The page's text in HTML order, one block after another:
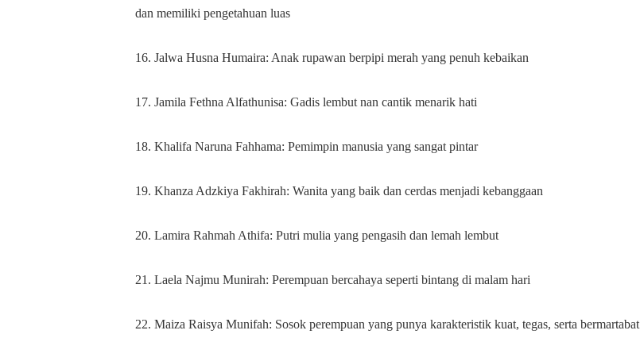
dan memiliki pengetahuan luas
16. Jalwa Husna Humaira: Anak rupawan berpipi merah yang penuh kebaikan
17. Jamila Fethna Alfathunisa: Gadis lembut nan cantik menarik hati
18. Khalifa Naruna Fahhama: Pemimpin manusia yang sangat pintar
19. Khanza Adzkiya Fakhirah: Wanita yang baik dan cerdas menjadi kebanggaan
20. Lamira Rahmah Athifa: Putri mulia yang pengasih dan lemah lembut
21. Laela Najmu Munirah: Perempuan bercahaya seperti bintang di malam hari
22. Maiza Raisya Munifah: Sosok perempuan yang punya karakteristik kuat, tegas, serta bermartabat